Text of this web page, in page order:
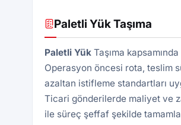
Paletli Yük Taşıma
Paletli YükTaşıma
Operasyon öncesi rota, teslim
azaltan istifleme standartları
Ticari gönderilerde maliyet ve
ile süreç şeffaf şekilde